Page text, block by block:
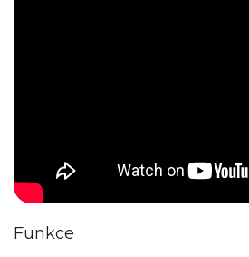
Funkce